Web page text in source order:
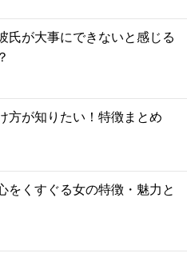
氏が大事にできないと感じる
方が知りたい！特徴まとめ
をくすぐる女の特徴・魅力と